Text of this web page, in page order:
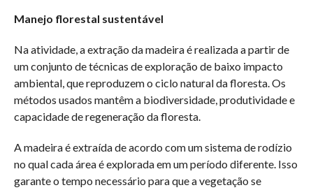
Manejo florestal sustentável
Na atividade, a extração da madeira é realizada a partir de
um conjunto de técnicas de exploração de baixo impacto
ambiental, que reproduzem o ciclo natural da floresta. Os
métodos usados mantêm a biodiversidade, produtividade e
capacidade de regeneração da floresta.
A madeira é extraída de acordo com um sistema de rodízio
no qual cada área é explorada em um período diferente. Isso
garante o tempo necessário para que a vegetação se